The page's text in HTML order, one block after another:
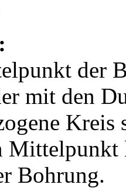
der
mit den
Mittelpunkt
Bohrung.